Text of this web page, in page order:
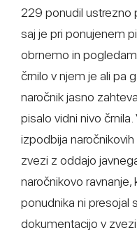
229 ponudil ustrezno
saj je pri ponujenem
obrnemo in
črnilo v njem je ali pa
naročnik jasno
pisalo vidni nivo
izpodbija
zvezi z oddajo
naročnikovo
ponudnika ni presojal
dokumentacijo v